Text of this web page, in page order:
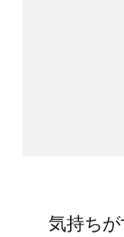
気持ち